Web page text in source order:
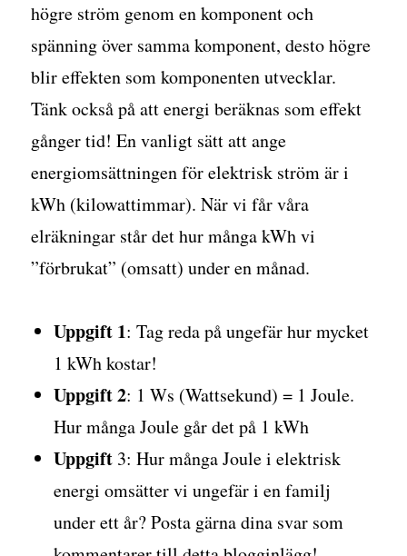
högre ström genom en komponent och
spänning över samma komponent, desto högre
blir effekten som komponenten utvecklar.
Tänk också på att energi beräknas som effekt
gånger tid! En vanligt sätt att ange
energiomsättningen för elektrisk ström är i
kWh (kilowattimmar). När vi får våra
elräkningar står det hur många kWh vi
”förbrukat” (omsatt) under en månad.
Uppgift 1: Tag reda på ungefär hur mycket
1 kWh kostar!
Uppgift 2: 1 Ws (Wattsekund) = 1 Joule.
Hur många Joule går det på 1 kWh
Uppgift 3: Hur många Joule i elektrisk
energi omsätter vi ungefär i en familj
under ett år? Posta gärna dina svar som